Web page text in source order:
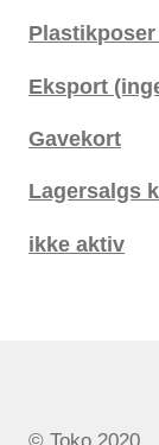
Eksport
Gavekort
Lagersalgs
ikke aktiv